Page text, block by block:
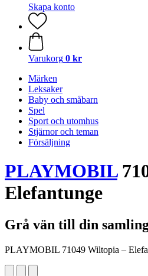
Skapa konto
Varukorg 0 kr
Märken
Leksaker
Baby och småbarn
Spel
Sport och utomhus
Stjärnor och teman
Försäljning
PLAYMOBIL
Elefantunge
Grå vän till din
PLAYMOBIL 71049 Wiltopia –